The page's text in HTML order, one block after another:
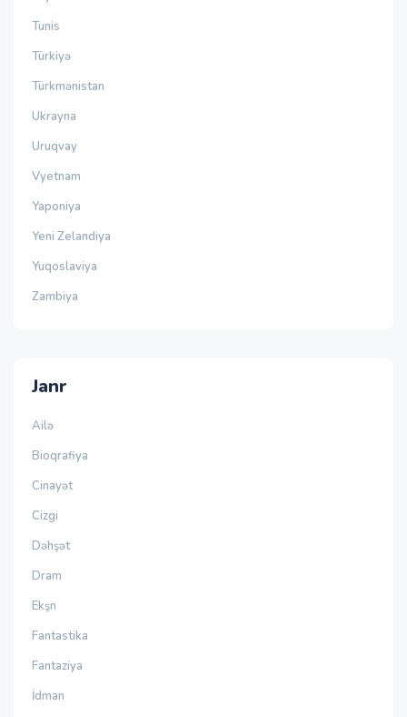
Tunis
Türkiyə
Türkmənistan
Ukrayna
Uruqvay
Vyetnam
Yaponiya
Yeni Zelandiya
Yuqoslaviya
Zambiya
Janr
Ailə
Bioqrafiya
Cinayət
Cizgi
Dəhşət
Dram
Ekşn
Fantastika
Fantaziya
İdman